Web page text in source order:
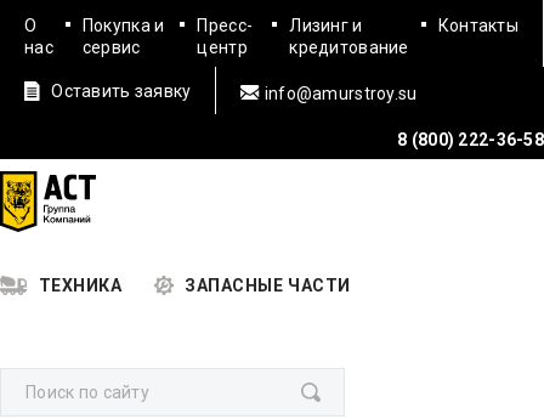
О
нас
Покупка и
сервис
Пресс-
центр
Лизинг и
кредитование
Контакты
Оставить заявку info@amurstroy.su
8 (800) 222-36-58
ТЕХНИКА ЗАПАСНЫЕ ЧАСТИ